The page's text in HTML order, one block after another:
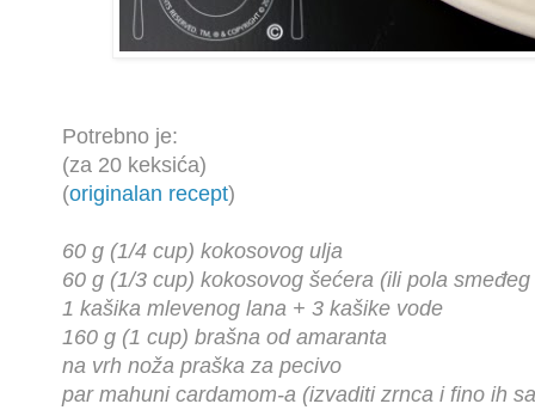
Potrebno je:
(za 20 keksića)
(originalan recept)
60 g (1/4 cup) kokosovog ulja
60 g (1/3 cup) kokosovog šećera (ili pola
1 kašika mlevenog lana + 3 kašike vode
160 g (1 cup) brašna od amaranta
na vrh noža praška za pecivo
par mahuni cardamom-a (izvaditi zrnca i fino ih